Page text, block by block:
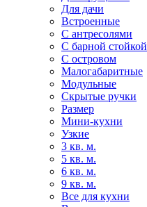
Для дачи
Встроенные
С антресолями
С барной стойкой
С островом
Малогабаритные
Модульные
Скрытые ручки
Размер
Мини-кухни
Узкие
3 кв. м.
5 кв. м.
6 кв. м.
9 кв. м.
Все для кухни